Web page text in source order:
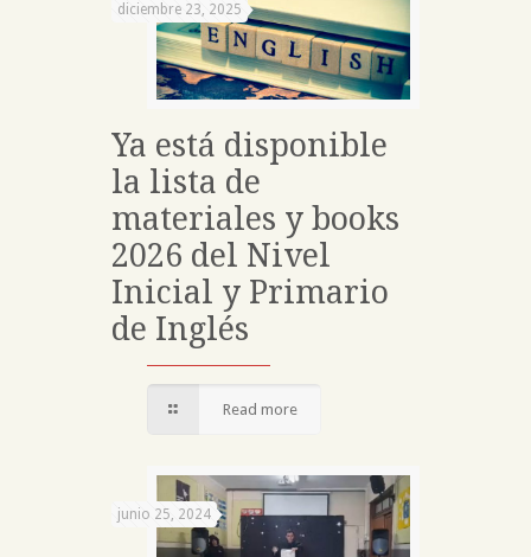
diciembre 23, 2025
Ya está disponible
la lista de
materiales y books
2026 del Nivel
Inicial y Primario
de Inglés
Read more
junio 25, 2024